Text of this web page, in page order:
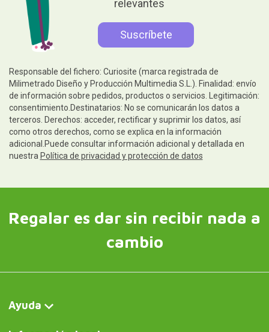
relevantes
Responsable del fichero: Curiosite (marca registrada de
Milimetrado Diseño y Producción Multimedia S.L.). Finalidad: envío
de información sobre pedidos, productos o servicios. Legitimación:
consentimiento.Destinatarios: No se comunicarán los datos a
terceros. Derechos: acceder, rectificar y suprimir los datos, así
como otros derechos, como se explica en la información
adicional.Puede consultar información adicional y detallada en
nuestra Política de privacidad y protección de datos
Regalar es dar sin recibir nada a
cambio
Ayuda